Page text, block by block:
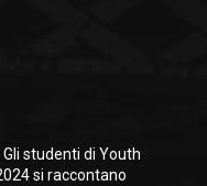
studenti di Youth
si raccontano